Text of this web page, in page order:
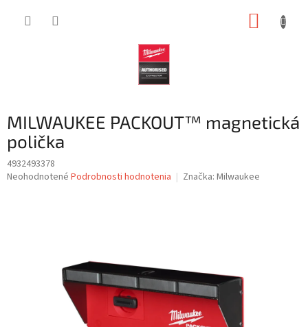
MILWAUKEE PACKOUT™ magnetická
polička
4932493378
Priemerné
Neohodnotené Podrobnosti hodnotenia Značka: Milwaukee